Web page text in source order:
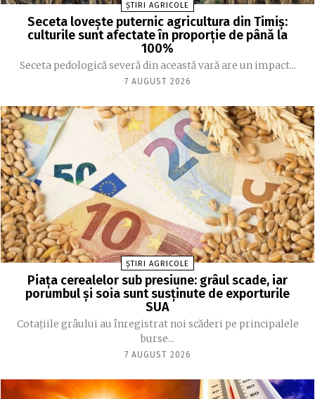
ȘTIRI AGRICOLE
Seceta lovește puternic agricultura din Timiș:
culturile sunt afectate în proporție de până la
100%
Seceta pedologică severă din această vară are un impact...
7 AUGUST 2026
ȘTIRI AGRICOLE
Piața cerealelor sub presiune: grâul scade, iar
porumbul și soia sunt susținute de exporturile
SUA
Cotațiile grâului au înregistrat noi scăderi pe principalele
burse...
7 AUGUST 2026